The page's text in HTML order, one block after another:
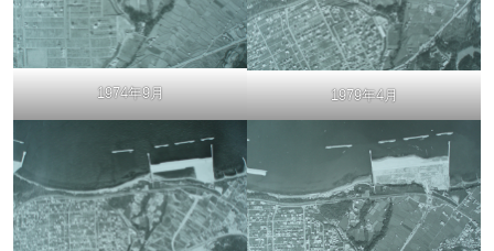
1974年9月 1979年4月